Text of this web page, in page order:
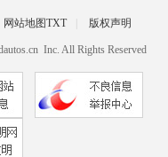
网站地图TXT 版权声明
Inc. All Rights Reserved